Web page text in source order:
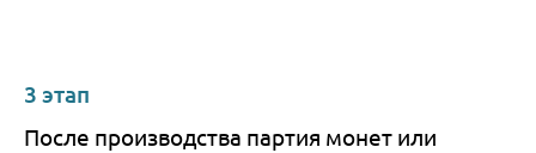
3 этап
После производства партия монет или